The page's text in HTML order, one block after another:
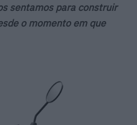
sentamos para construir
o momento em que